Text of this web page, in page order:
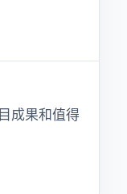
成果和值得